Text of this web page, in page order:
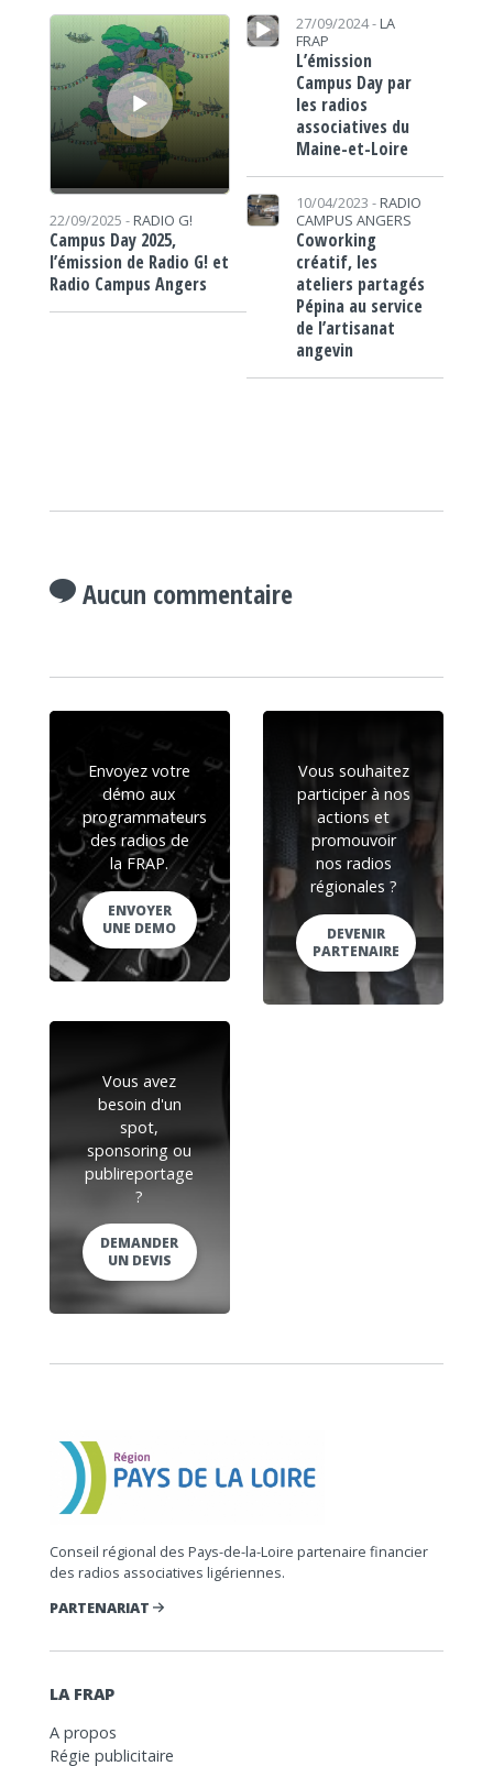
Lecteur audio
22/09/2025 - RADIO G!
Campus Day 2025,
l’émission de Radio G! et
Radio Campus Angers
Lecteur audio 27/09/2024 - LA
FRAP
L’émission
Campus Day par
les radios
associatives du
Maine-et-Loire
10/04/2023 - RADIO
CAMPUS ANGERS
Coworking
créatif, les
ateliers partagés
Pépina au service
de l’artisanat
angevin
Aucun commentaire
Envoyez votre
démo aux
programmateurs
des radios de
la FRAP.
ENVOYER
UNE DEMO
Vous souhaitez
participer à nos
actions et
promouvoir
nos radios
régionales ?
DEVENIR
PARTENAIRE
Vous avez
besoin d'un
spot,
sponsoring ou
publireportage
?
DEMANDER
UN DEVIS
Conseil régional des Pays-de-la-Loire partenaire financier
des radios associatives ligériennes.
PARTENARIAT
LA FRAP
A propos
Régie publicitaire